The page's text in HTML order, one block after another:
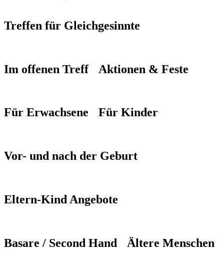
Treffen für Gleichgesinnte
Im offenen Treff Aktionen & Feste
Für Erwachsene Für Kinder
Vor- und nach der Geburt
Eltern-Kind Angebote
Basare / Second Hand Ältere Menschen